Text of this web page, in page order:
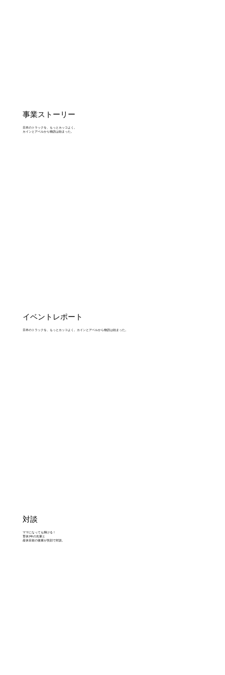
事業ストーリー
日本のトラックを、もっとカッコよく。
カインとアベルから物語は始まった。
イベントレポート
日本のトラックを、もっとカッコよく。カインとアベルから物語は始まった。
対談
ママになっても輝ける！
育休3年の先輩と
産休目前の後輩が笑顔で対談。